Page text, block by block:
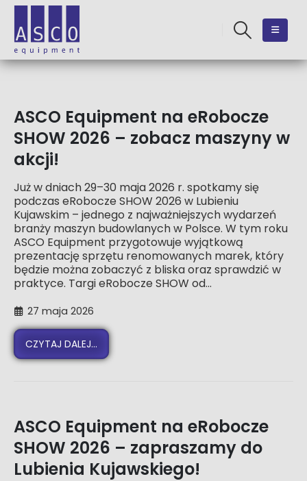
ASCO Equipment na eRobocze
SHOW 2026 – zobacz maszyny w
akcji!
Już w dniach 29–30 maja 2026 r. spotkamy się
podczas eRobocze SHOW 2026 w Lubieniu
Kujawskim – jednego z najważniejszych wydarzeń
branży maszyn budowlanych w Polsce. W tym roku
ASCO Equipment przygotowuje wyjątkową
prezentację sprzętu renomowanych marek, który
będzie można zobaczyć z bliska oraz sprawdzić w
praktyce. Targi eRobocze SHOW od...
27 maja 2026
CZYTAJ DALEJ...
ASCO Equipment na eRobocze
SHOW 2026 – zapraszamy do
Lubienia Kujawskiego!